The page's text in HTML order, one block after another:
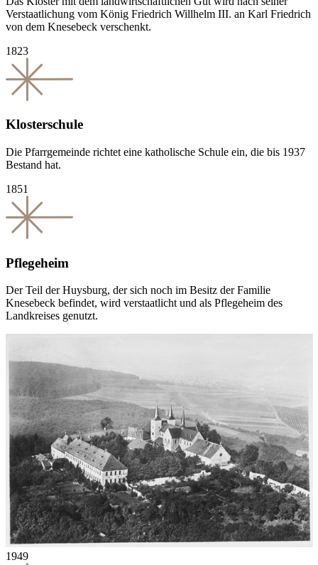
Verstaatlichung vom König Friedrich Willhelm III. an Karl Friedrich
von dem Knesebeck verschenkt.
1823
Klosterschule
Die Pfarrgemeinde richtet eine katholische Schule ein, die bis 1937
Bestand hat.
1851
Pflegeheim
Der Teil der Huysburg, der sich noch im Besitz der Familie
Knesebeck befindet, wird verstaatlicht und als Pflegeheim des
Landkreises genutzt.
1949